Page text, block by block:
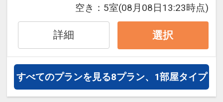
設定期間：2026年4月1日～2026年11月
インターネットコース番号：DP-1-
17306936
氏名・客室タイプ・食事条件・プラン同
一であることが割引適用の条件となりま
●アーリーチェックイン１４：００でＯ
Ｋ！（通常１５：００）
空き： 5室(08月08日13:23時点)
詳細 選択
すべてのプランを見る8プラン、1部屋タイプ